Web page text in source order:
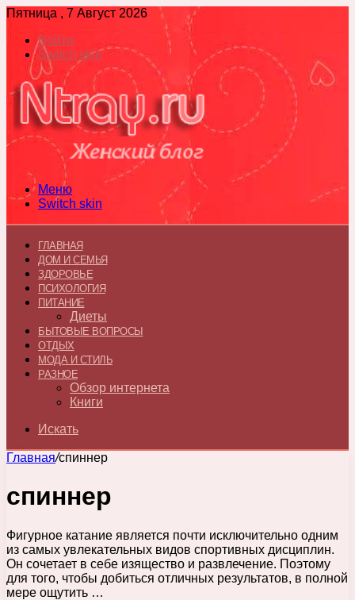
Пятница , 7 Август 2026
Войти
Switch skin
Меню
Switch skin
ГЛАВНАЯ
ДОМ И СЕМЬЯ
ЗДОРОВЬЕ
ПСИХОЛОГИЯ
ПИТАНИЕ
Диеты
БЫТОВЫЕ ВОПРОСЫ
ОТДЫХ
МОДА И СТИЛЬ
РАЗНОЕ
Обзор интернета
Книги
Искать
Главная/спиннер
спиннер
Фигурное катание является почти исключительно одним
из самых увлекательных видов спортивных дисциплин.
Он сочетает в себе изящество и развлечение. Поэтому
для того, чтобы добиться отличных результатов, в полной
мере ощутить …